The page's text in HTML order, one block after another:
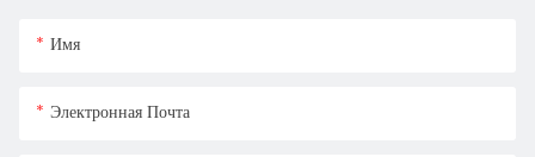
Имя
Электронная Почта